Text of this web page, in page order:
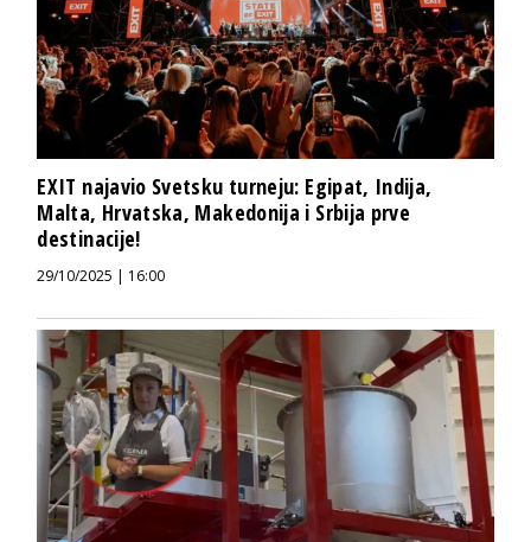
EXIT najavio Svetsku turneju: Egipat, Indija,
Malta, Hrvatska, Makedonija i Srbija prve
destinacije!
29/10/2025 | 16:00